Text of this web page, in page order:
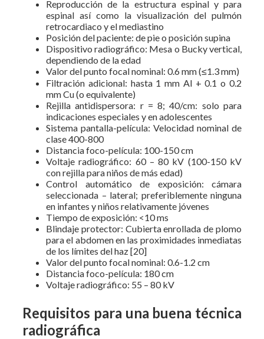
Reproducción de la estructura espinal y para
espinal así como la visualización del pulmón
retrocardiaco y el mediastino
Posición del paciente: de pie o posición supina
Dispositivo radiográfico: Mesa o Bucky vertical,
dependiendo de la edad
Valor del punto focal nominal: 0.6 mm (≤1.3 mm)
Filtración adicional: hasta 1 mm Al + 0.1 o 0.2
mm Cu (o equivalente)
Rejilla antidispersora: r = 8; 40/cm: solo para
indicaciones especiales y en adolescentes
Sistema pantalla-película: Velocidad nominal de
clase 400-800
Distancia foco-película: 100-150 cm
Voltaje radiográfico: 60 – 80 kV (100-150 kV
con rejilla para niños de más edad)
Control automático de exposición: cámara
seleccionada – lateral; preferiblemente ninguna
en infantes y niños relativamente jóvenes
Tiempo de exposición: <10 ms
Blindaje protector: Cubierta enrollada de plomo
para el abdomen en las proximidades inmediatas
de los límites del haz [20]
Valor del punto focal nominal: 0.6-1.2 cm
Distancia foco-película: 180 cm
Voltaje radiográfico: 55 – 80 kV
Requisitos para una buena técnica
radiográfica